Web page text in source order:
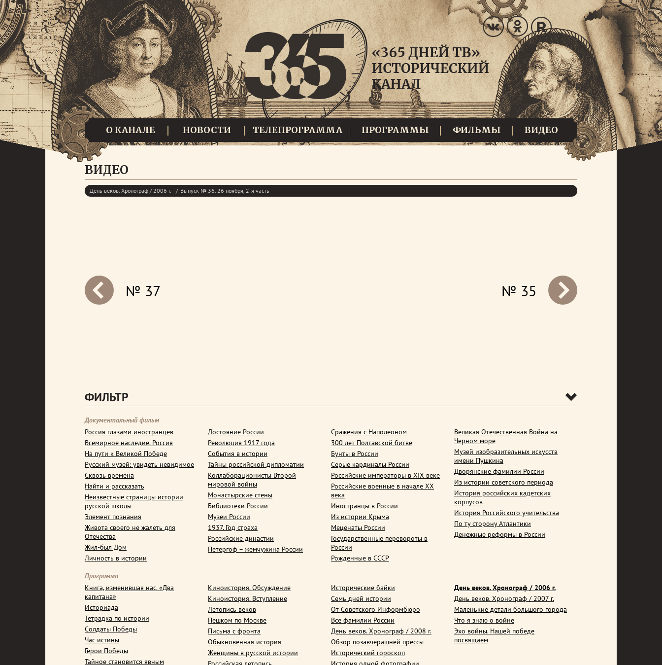
О КАНАЛЕ НОВОСТИ ТЕЛЕПРОГРАММА ПРОГРАММЫ ФИЛЬМЫ ВИДЕО
ВИДЕО
День веков. Хронограф / 2006 г. Выпуск № 36. 26 ноября, 2-я часть
prev
№ 35
№ 37
ФИЛЬТР
Документальный фильм
Россия глазами иностранцев
Всемирное наследие. Россия
На пути к Великой Победе
Русский музей: увидеть невидимое
Сквозь времена
Найти и рассказать
Неизвестные страницы истории
русской школы
Элемент познания
Живота своего не жалеть для
Отечества
Жил-был Дом
Личность в истории
Достояние России
Революция 1917 года
События в истории
Тайны российской дипломатии
Коллаборационисты Второй
мировой войны
Монастырские стены
Библиотеки России
Музеи России
1937. Год страха
Российские династии
Петергоф – жемчужина России
Сражения с Наполеоном
300 лет Полтавской битве
Бунты в России
Серые кардиналы России
Российские императоры в XIX веке
Российские военные в начале ХХ
века
Иностранцы в России
Из истории Крыма
Меценаты России
Государственные перевороты в
России
Рожденные в СССР
Великая Отечественная Война на
Черном море
Музей изобразительных искусств
имени Пушкина
Дворянские фамилии России
Из истории советского периода
История российских кадетских
корпусов
История Российского учительства
По ту сторону Атлантики
Денежные реформы в России
Программа
Книга, изменившая нас. «Два
капитана»
Историада
Тетрадка по истории
Солдаты Победы
Час истины
Герои Победы
Тайное становится явным
Киноистория. Обсуждение
Киноистория. Вступление
Летопись веков
Пешком по Москве
Письма с фронта
Обыкновенная история
Женщины в русской истории
Исторические байки
Семь дней истории
От Советского Информбюро
Все фамилии России
День веков. Хронограф / 2008 г.
Обзор позавчерашней прессы
Исторический гороскоп
День веков. Хронограф / 2006 г.
День веков. Хронограф / 2007 г.
Маленькие детали большого города
Что я знаю о войне
Эхо войны. Нашей победе
посвящаем